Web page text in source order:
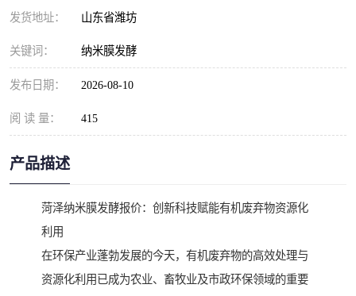
发货地址： 山东省潍坊
关键词： 纳米膜发酵
发布日期： 2026-08-10
阅 读 量： 415
产品描述
菏泽纳米膜发酵报价：创新科技赋能有机废弃物资源化
利用
在环保产业蓬勃发展的今天，有机废弃物的高效处理与
资源化利用已成为农业、畜牧业及市政环保领域的重要